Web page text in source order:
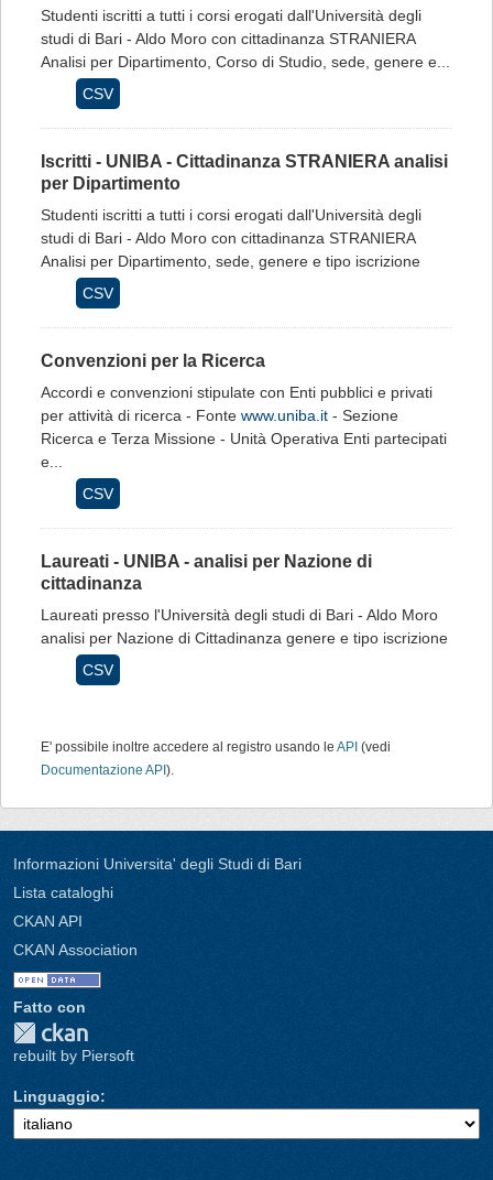
Studenti iscritti a tutti i corsi erogati dall'Università degli
studi di Bari - Aldo Moro con cittadinanza STRANIERA
Analisi per Dipartimento, Corso di Studio, sede, genere e...
CSV
Iscritti - UNIBA - Cittadinanza STRANIERA analisi
per Dipartimento
Studenti iscritti a tutti i corsi erogati dall'Università degli
studi di Bari - Aldo Moro con cittadinanza STRANIERA
Analisi per Dipartimento, sede, genere e tipo iscrizione
CSV
Convenzioni per la Ricerca
Accordi e convenzioni stipulate con Enti pubblici e privati
per attività di ricerca - Fonte www.uniba.it - Sezione
Ricerca e Terza Missione - Unità Operativa Enti partecipati
e...
CSV
Laureati - UNIBA - analisi per Nazione di
cittadinanza
Laureati presso l'Università degli studi di Bari - Aldo Moro
analisi per Nazione di Cittadinanza genere e tipo iscrizione
CSV
E' possibile inoltre accedere al registro usando le API (vedi
Documentazione API ).
Informazioni Universita' degli Studi di Bari
Lista cataloghi
CKAN API
CKAN Association
Fatto con
rebuilt by Piersoft
Linguaggio